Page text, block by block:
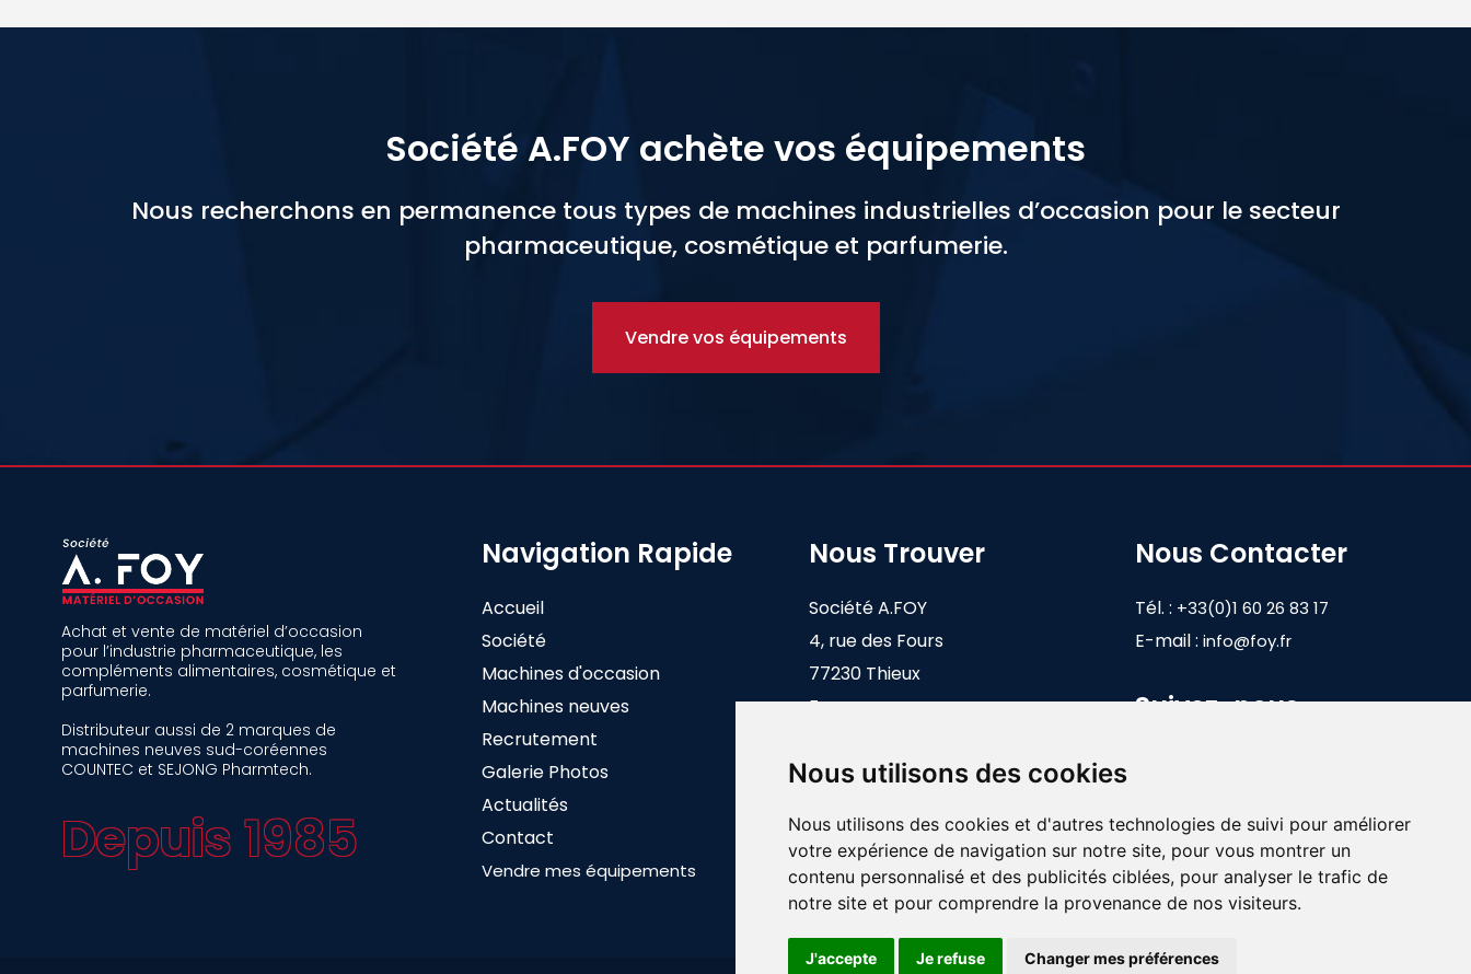
Nous utilisons des cookies
Nous utilisons des cookies et d'autres technologies de suivi pour améliorer
votre expérience de navigation sur notre site, pour vous montrer un
contenu personnalisé et des publicités ciblées, pour analyser le trafic de
notre site et pour comprendre la provenance de nos visiteurs.
J'accepte Je refuse Changer mes préférences
Société A.FOY achète vos équipements
Nous recherchons en permanence tous types de machines industrielles d’occasion pour le secteur
pharmaceutique, cosmétique et parfumerie.
Vendre vos équipements
Achat et vente de matériel d’occasion
pour l’industrie pharmaceutique, les
compléments alimentaires, cosmétique et
parfumerie.
Distributeur aussi de 2 marques de
machines neuves sud-coréennes
COUNTEC et SEJONG Pharmtech.
Depuis 1985
Navigation Rapide
Accueil
Société
Machines d'occasion
Machines neuves
Recrutement
Galerie Photos
Actualités
Contact
Vendre mes équipements
Nous Trouver
Société A.FOY
4, rue des Fours
77230 Thieux
France
Nous Contacter
Tél. : +33(0)1 60 26 83 17
E-mail :info@foy.fr
Suivez-nous